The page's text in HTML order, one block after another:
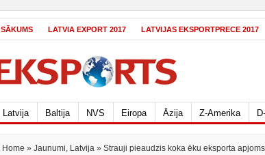
SĀKUMS LATVIA EXPORT 2017 LATVIJAS EKSPORTPRECE 2017
Latvija Baltija NVS Eiropa Āzija Z-Amerika
Home » Jaunumi, Latvija » Strauji pieaudzis koka ēku eksporta apjoms